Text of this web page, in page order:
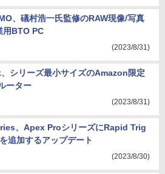
、礒村浩一氏監修のRAW現像/写真
用BTO PC
(2023/8/31)
シリーズ最小サイズのAmazon限定
ーター
(2023/8/31)
、Apex ProシリーズにRapid Trig
追加するアップデート
(2023/8/30)